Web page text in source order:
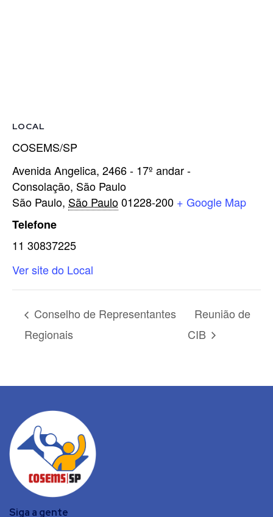
LOCAL
COSEMS/SP
Avenida Angelica, 2466 - 17º andar -
Consolação, São Paulo
São Paulo, São Paulo01228-200 + Google Map
Telefone
11 30837225
Ver site do Local
Conselho de Representantes
Regionais
Reunião de
CIB
Siga a gente